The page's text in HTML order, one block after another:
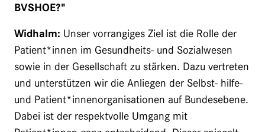
BVSHOE?"
Widhalm: Unser vorrangiges Ziel ist die Rolle der
Patient*innen im Gesundheits- und Sozialwesen
sowie in der Gesellschaft zu stärken. Dazu vertreten
und unterstützen wir die Anliegen der Selbst- hilfe-
und Patient*innenorganisationen auf Bundesebene.
Dabei ist der respektvolle Umgang mit